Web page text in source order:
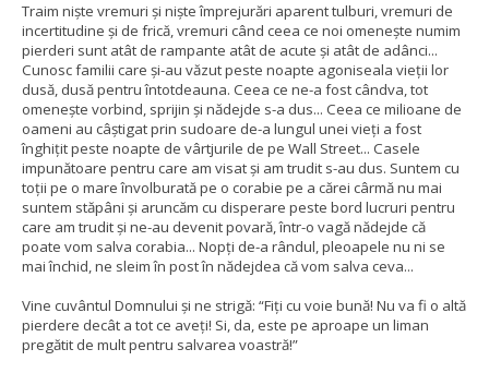
Traim niște vremuri și niște împrejurări aparent tulburi, vremuri de
incertitudine și de frică, vremuri când ceea ce noi omenește numim
pierderi sunt atât de rampante atât de acute și atât de adânci...
Cunosc familii care și-au văzut peste noapte agoniseala vieții lor
dusă, dusă pentru întotdeauna. Ceea ce ne-a fost cândva, tot
omenește vorbind, sprijin și nădejde s-a dus... Ceea ce milioane de
oameni au câștigat prin sudoare de-a lungul unei vieți a fost
înghițit peste noapte de vârtjurile de pe Wall Street... Casele
impunătoare pentru care am visat și am trudit s-au dus. Suntem cu
toții pe o mare învolburată pe o corabie pe a cărei cârmă nu mai
suntem stăpâni și aruncăm cu disperare peste bord lucruri pentru
care am trudit și ne-au devenit povară, într-o vagă nădejde că
poate vom salva corabia... Nopți de-a rândul, pleoapele nu ni se
mai închid, ne sleim în post în nădejdea că vom salva ceva...
Vine cuvântul Domnului și ne strigă: “Fiți cu voie bună! Nu va fi o altă
pierdere decât a tot ce aveți! Si, da, este pe aproape un liman
pregătit de mult pentru salvarea voastră!”